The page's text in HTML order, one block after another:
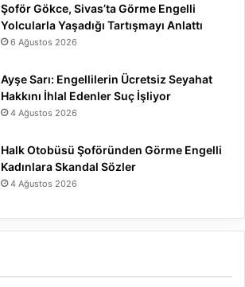
Şoför Gökce, Sivas’ta Görme Engelli
Yolcularla Yaşadığı Tartışmayı Anlattı
6 Ağustos 2026
Ayşe Sarı: Engellilerin Ücretsiz Seyahat
Hakkını İhlal Edenler Suç İşliyor
4 Ağustos 2026
Halk Otobüsü Şoföründen Görme Engelli
Kadınlara Skandal Sözler
4 Ağustos 2026